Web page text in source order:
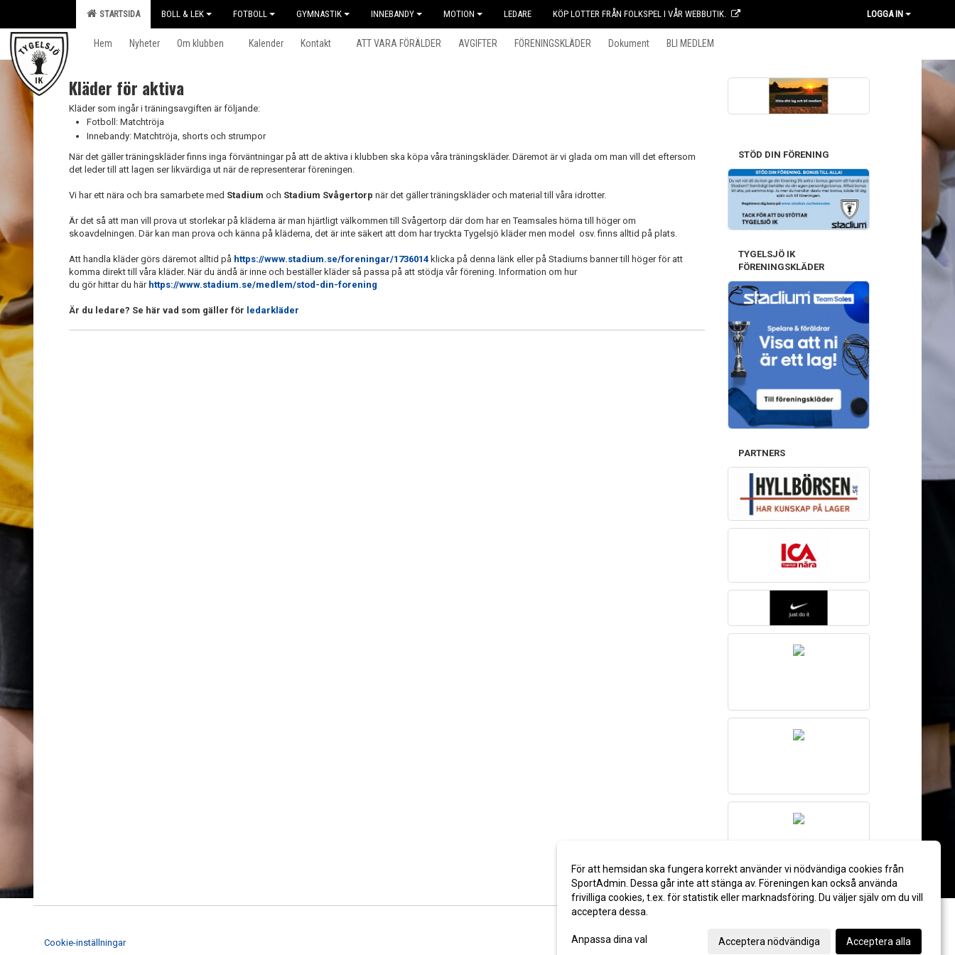
STARTSIDA BOLL & LEK FOTBOLL GYMNASTIK INNEBANDY MOTION LEDARE KÖP LOTTER FRÅN FOLKSPEL I VÅR WEBBUTIK. LOGGA IN
Hem Nyheter Om klubben Kalender Kontakt ATT VARA FÖRÄLDER AVGIFTER FÖRENINGSKLÄDER Dokument BLI MEDLEM
Kläder för aktiva
Kläder som ingår i träningsavgiften är följande:
Fotboll: Matchtröja
Innebandy: Matchtröja, shorts och strumpor
När det gäller träningskläder finns inga förväntningar på att de aktiva i klubben ska köpa våra träningskläder. Däremot är vi glada om man vill det eftersom
det leder till att lagen ser likvärdiga ut när de representerar föreningen.
Vi har ett nära och bra samarbete med Stadium och Stadium Svågertorp när det gäller träningskläder och material till våra idrotter.
Är det så att man vill prova ut storlekar på kläderna är man hjärtligt välkommen till Svågertorp där dom har en Teamsales hörna till höger om
skoavdelningen. Där kan man prova och känna på kläderna, det är inte säkert att dom har tryckta Tygelsjö kläder men model osv. finns alltid på plats.
Att handla kläder görs däremot alltid på https://www.stadium.se/foreningar/1736014 klicka på denna länk eller på Stadiums banner till höger för att
komma direkt till våra kläder. När du ändå är inne och beställer kläder så passa på att stödja vår förening. Information om hur
du gör hittar du här https://www.stadium.se/medlem/stod-din-forening
Är du ledare? Se här vad som gäller för ledarkläder
STÖD DIN FÖRENING
TYGELSJÖ IK
FÖRENINGSKLÄDER
PARTNERS
Cookie-inställningar
För att hemsidan ska fungera korrekt använder vi nödvändiga cookies från
SportAdmin. Dessa går inte att stänga av. Föreningen kan också använda
frivilliga cookies, t.ex. för statistik eller marknadsföring. Du väljer själv om du vill
acceptera dessa.
Anpassa dina val Acceptera nödvändiga Acceptera alla